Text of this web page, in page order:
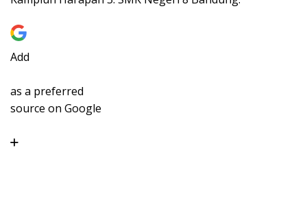
Add
as a preferred
source on Google